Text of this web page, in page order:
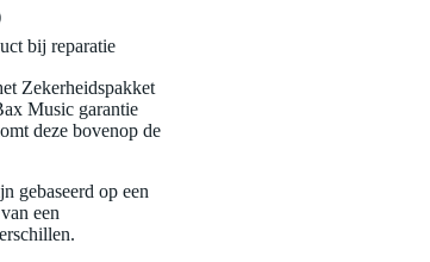
bij reparatie
Zekerheidspakket
Music garantie
deze bovenop de
gebaseerd op een
een